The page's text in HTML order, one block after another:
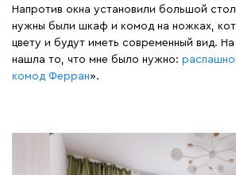
Напротив окна установили большой
нужны были шкаф и комод на ножках,
цвету и будут иметь современный вид.
нашла то, что мне было нужно:
комод Ферран».